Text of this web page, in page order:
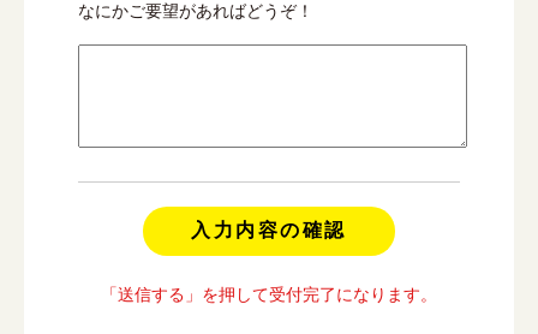
なにかご要望があればどうぞ！
「送信する」を押して受付完了になります。